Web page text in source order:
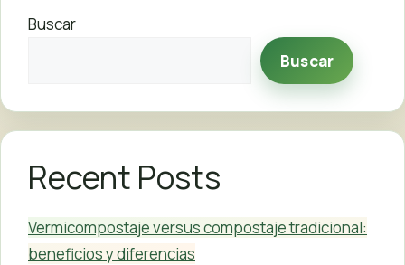
Buscar
Buscar
Recent Posts
Vermicompostaje versus compostaje tradicional:
beneficios y diferencias